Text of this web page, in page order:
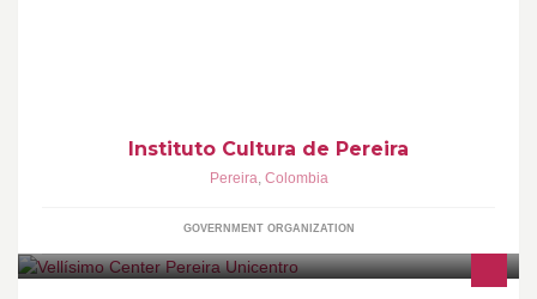
Instituto Cultura de Pereira
Pereira, Colombia
GOVERNMENT ORGANIZATION